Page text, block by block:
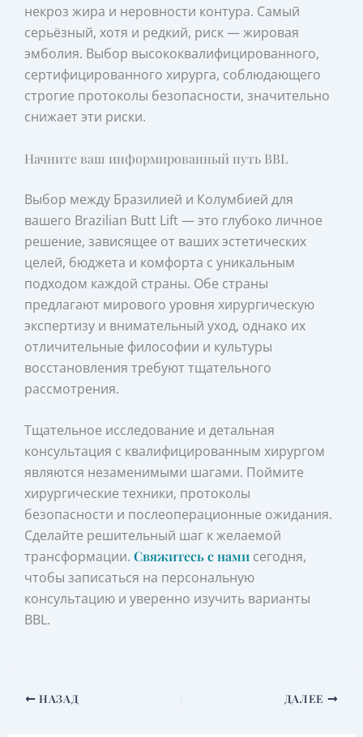
некроз жира и неровности контура. Самый
серьёзный, хотя и редкий, риск — жировая
эмболия. Выбор высококвалифицированного,
сертифицированного хирурга, соблюдающего
строгие протоколы безопасности, значительно
снижает эти риски.
Начните ваш информированный путь BBL
Выбор между Бразилией и Колумбией для
вашего Brazilian Butt Lift — это глубоко личное
решение, зависящее от ваших эстетических
целей, бюджета и комфорта с уникальным
подходом каждой страны. Обе страны
предлагают мирового уровня хирургическую
экспертизу и внимательный уход, однако их
отличительные философии и культуры
восстановления требуют тщательного
рассмотрения.
Тщательное исследование и детальная
консультация с квалифицированным хирургом
являются незаменимыми шагами. Поймите
хирургические техники, протоколы
безопасности и послеоперационные ожидания.
Сделайте решительный шаг к желаемой
трансформации.Свяжитесь с нами сегодня,
чтобы записаться на персональную
консультацию и уверенно изучить варианты
BBL.
НАЗАД ДАЛЕЕ